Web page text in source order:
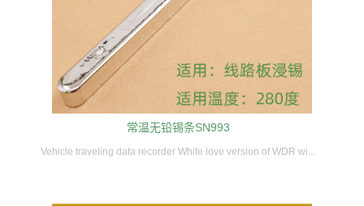
常温无铅锡条SN993
Vehicle traveling data recorder White love version of WDR wi...